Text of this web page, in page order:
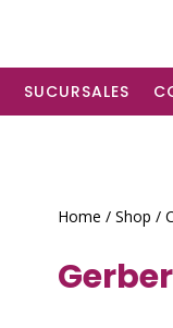
SUCURSALES
Home / Shop /